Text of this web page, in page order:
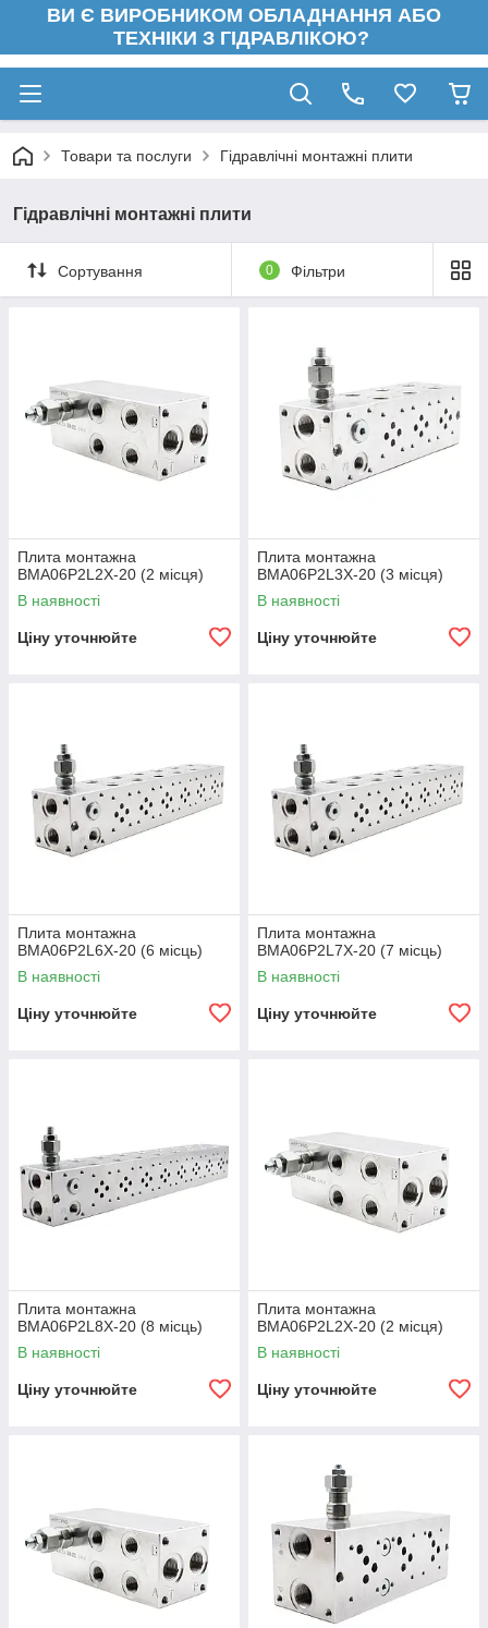
ВИ Є ВИРОБНИКОМ ОБЛАДНАННЯ АБО
ТЕХНІКИ З ГІДРАВЛІКОЮ?
Товари та послуги Гідравлічні монтажні плити
Гідравлічні монтажні плити
Сортування 0 Фільтри
Плита монтажна
BMA06P2L2X-20 (2 місця)
В наявності
Ціну уточнюйте
Плита монтажна
BMA06P2L3X-20 (3 місця)
В наявності
Ціну уточнюйте
Плита монтажна
BMA06P2L6X-20 (6 місць)
В наявності
Ціну уточнюйте
Плита монтажна
BMA06P2L7X-20 (7 місць)
В наявності
Ціну уточнюйте
Плита монтажна
BMA06P2L8X-20 (8 місць)
В наявності
Ціну уточнюйте
Плита монтажна
BMA06P2L2X-20 (2 місця)
В наявності
Ціну уточнюйте